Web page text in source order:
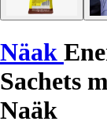
Näak
Sachets
Naäk